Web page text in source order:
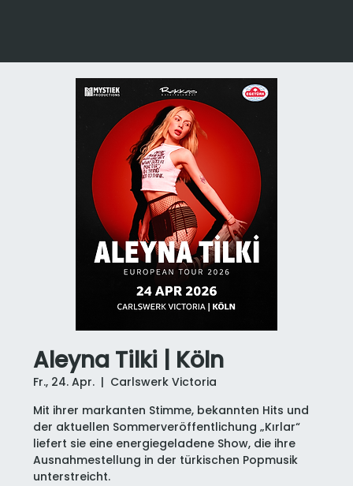
Aleyna Tilki | Köln
Fr., 24. Apr.
  |
Carlswerk Victoria
Mit ihrer markanten Stimme, bekannten Hits und
der aktuellen Sommerveröffentlichung „Kırlar“
liefert sie eine energiegeladene Show, die ihre
Ausnahmestellung in der türkischen Popmusik
unterstreicht.